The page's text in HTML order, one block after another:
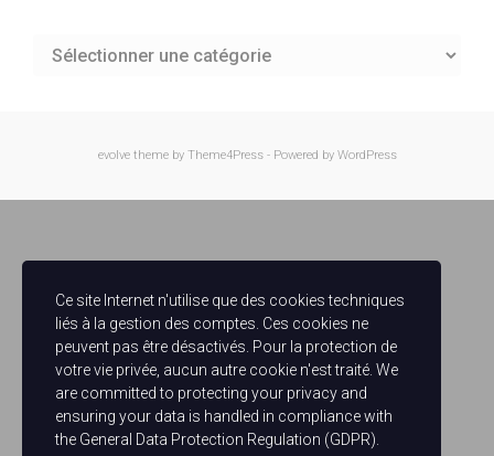
Catégories
evolvetheme by Theme4Press - Powered by WordPress
Ce site Internet n'utilise que des cookies techniques
liés à la gestion des comptes. Ces cookies ne
peuvent pas être désactivés. Pour la protection de
votre vie privée, aucun autre cookie n'est traité. We
are committed to protecting your privacy and
ensuring your data is handled in compliance with
the General Data Protection Regulation (GDPR)